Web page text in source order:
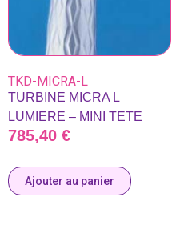
TKD-MICRA-L
TURBINE MICRA L
LUMIERE – MINI TETE
785,40 €
Ajouter au panier